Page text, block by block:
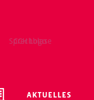
AKTUELLES